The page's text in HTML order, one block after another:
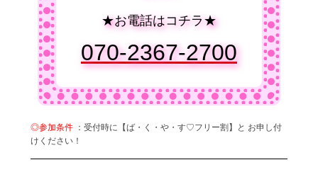
★お電話はコチラ★
070-2367-2700
◎参加条件 ：受付時に【ば・く・や・す♡フリー割】と お申し付
けください！